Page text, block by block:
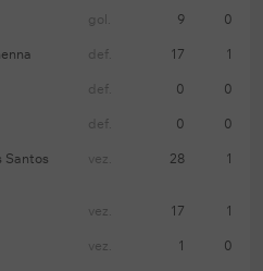
gol. 9 0
def. 17 1
def. 0 0
def. 0 0
Santos
vez. 28 1
vez. 17 1
vez. 1 0